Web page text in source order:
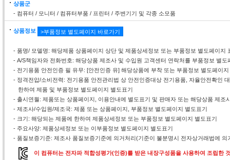
상품군
- 컴퓨터 / 모니터 / 컴퓨터부품 / 프린터 / 주변기기 및 각종 소모품
상품정보 >부품정보 별도페이지 바로가기
- 품명/ 모델명: 해당제품 상품페이지 상단 및 제품상세정보 또는 부품정보 별도페이지
- A/S책임자와 전화번호: 해당상품 제조사 및 수입원 고객센터 연락처를 부품정보 별도
- 전기용품 안전인증 필 유무: [안전인증 유] 해당상품에 부착 또는 부품정보 별도페이지
- 정격전압/소비전력: 전기용품 안전관리법 상 안전인증대상 전기용품, 자율안전확인
한하여 제품 및 부품정보 별도페이지 별도표기
- 출시연월: 제품또는 상품페이지, 이용안내에 별도표기 및 판매자 또는 해당상품 제조
- 제조사/수입원/제조국: 제품 또는 상품페이지, 부품정보 별도페이지 별도표기
- 크기: 해당되는 제품에 한하여 제품상세정보 또는 부품정보 별도페이지 별도표기
- 주요사양: 제품상세정보 또는 이부품정보 별도페이지 별도표기
- 품질보증기준: 제조사 품질보증기준에 의거처리(기준이 불분명시 전자상거래법에 의
이 컴퓨터는 전자파 적합성평가(인증)를 받은 내장구성품을 사용하여 조립한